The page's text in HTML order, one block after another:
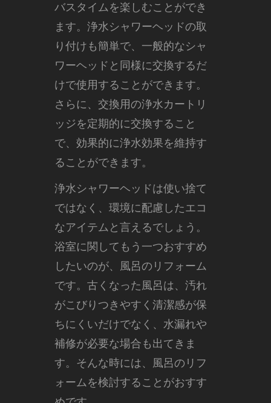
バスタイムを楽しむことができ
ます。浄水シャワーヘッドの取
り付けも簡単で、一般的なシャ
ワーヘッドと同様に交換するだ
けで使用することができます。
さらに、交換用の浄水カートリ
ッジを定期的に交換すること
で、効果的に浄水効果を維持す
ることができます。
浄水シャワーヘッドは使い捨て
ではなく、環境に配慮したエコ
なアイテムと言えるでしょう。
浴室に関してもう一つおすすめ
したいのが、風呂のリフォーム
です。古くなった風呂は、汚れ
がこびりつきやすく清潔感が保
ちにくいだけでなく、水漏れや
補修が必要な場合も出てきま
す。そんな時には、風呂のリフ
ォームを検討することがおすす